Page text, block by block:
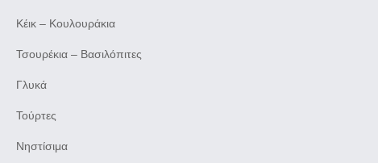
Κέικ – Κουλουράκια
Τσουρέκια – Βασιλόπιτες
Γλυκά
Τούρτες
Νηστίσιμα